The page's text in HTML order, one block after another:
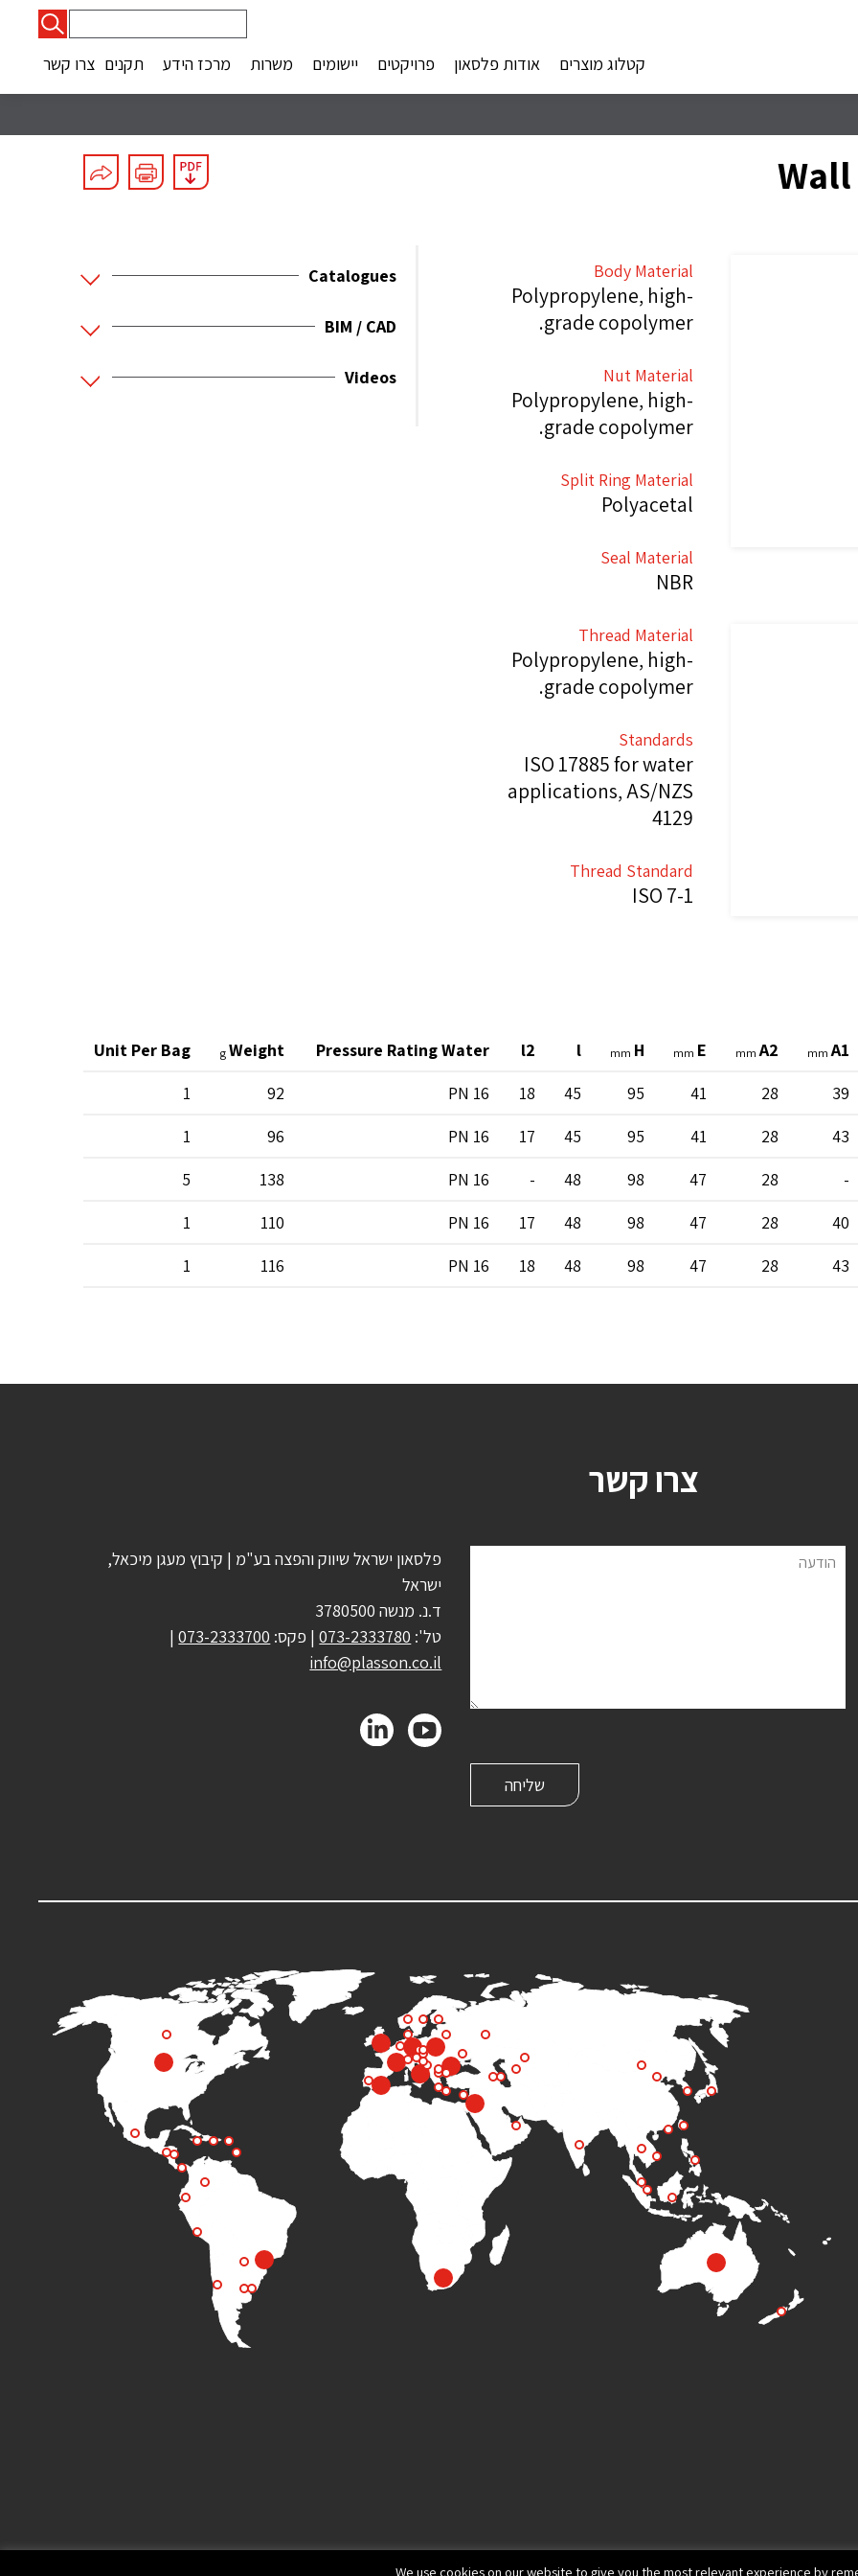
קטלוג מוצרים
אודות פלסאון פרויקטים יישומים משרות מרכז הידע תקנים צרו קשר
Body Material
Polypropylene, high-
grade copolymer.
Nut Material
Polypropylene, high-
grade copolymer.
Split Ring Material
Polyacetal
Seal Material
NBR
Thread Material
Polypropylene, high-
grade copolymer.
Standards
ISO 17885 for water
applications, AS/NZS
4129
Thread Standard
ISO 7-1
Catalogues
BIM / CAD
Videos
A1
mm
A2
mm
E
mm
H
mm
l
l2
Pressure Rating Water
Weight
g
Unit Per Bag
39
28
41
95
45
18
PN 16
92
1
43
28
41
95
45
17
PN 16
96
1
-
28
47
98
48
-
PN 16
138
5
40
28
47
98
48
17
PN 16
110
1
43
28
47
98
48
18
PN 16
116
1
צרו קשר
הודעה
פלסאון ישראל שיווק והפצה בע"מ | קיבוץ מעגן מיכאל,
ישראל
ד.נ. מנשה 3780500
טל': 073-2333780| פקס: 073-2333700
|
info@plasson.co.il
We use cookies on our website to give you the most relevant experience by